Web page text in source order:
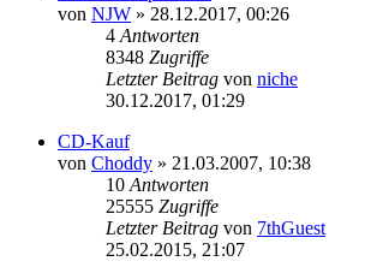
von NJW » 28.12.2017, 00:26
4Antworten
8348 Zugriffe
Letzter Beitrag von niche
30.12.2017, 01:29
CD-Kauf
von Choddy » 21.03.2007, 10:38
10Antworten
25555 Zugriffe
Letzter Beitrag von 7thGuest
25.02.2015, 21:07